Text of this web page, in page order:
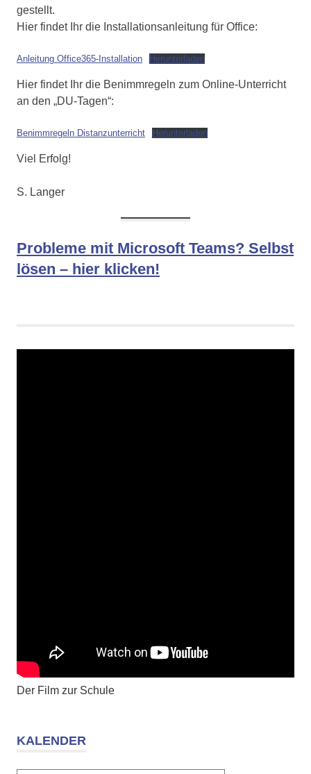
gestellt.
Hier findet Ihr die Installationsanleitung für Office:
Anleitung Office365-Installation Herunterladen
Hier findet Ihr die Benimmregeln zum Online-Unterricht
an den „DU-Tagen“:
Benimmregeln Distanzunterricht Herunterladen
Viel Erfolg!
S. Langer
Probleme mit Microsoft Teams? Selbst
lösen – hier klicken!
Der Film zur Schule
KALENDER